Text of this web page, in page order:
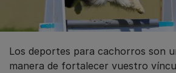
Los deportes para cachorros son
manera de fortalecer vuestro